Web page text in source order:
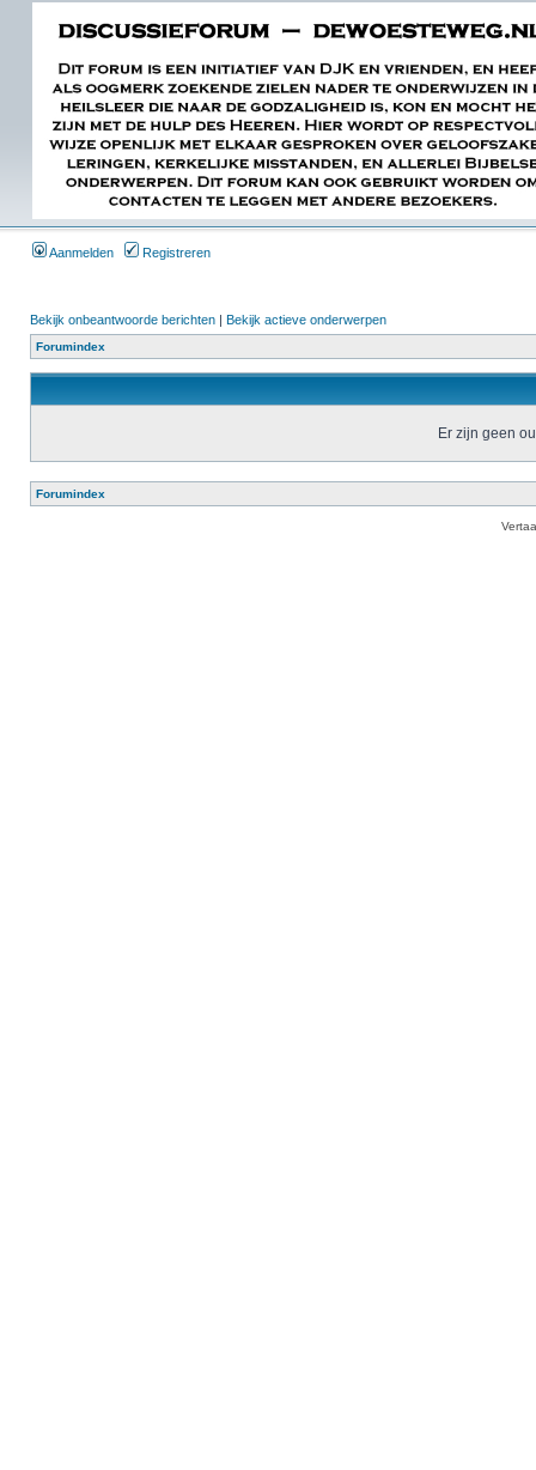
Aanmelden Registreren
Bekijk onbeantwoorde berichten | Bekijk actieve onderwerpen
Forumindex
Er zijn geen
Forumindex